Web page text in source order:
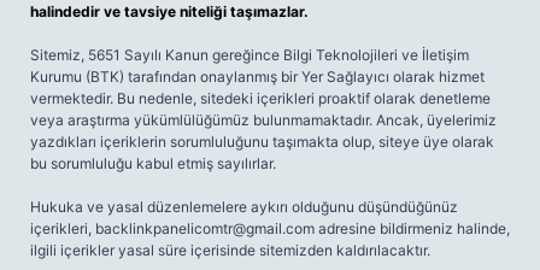
halindedir ve tavsiye niteliği taşımazlar.
Sitemiz, 5651 Sayılı Kanun gereğince Bilgi Teknolojileri ve İletişim
Kurumu (BTK) tarafından onaylanmış bir Yer Sağlayıcı olarak hizmet
vermektedir. Bu nedenle, sitedeki içerikleri proaktif olarak denetleme
veya araştırma yükümlülüğümüz bulunmamaktadır. Ancak, üyelerimiz
yazdıkları içeriklerin sorumluluğunu taşımakta olup, siteye üye olarak
bu sorumluluğu kabul etmiş sayılırlar.
Hukuka ve yasal düzenlemelere aykırı olduğunu düşündüğünüz
içerikleri, backlinkpanelicomtr@gmail.com adresine bildirmeniz halinde,
ilgili içerikler yasal süre içerisinde sitemizden kaldırılacaktır.